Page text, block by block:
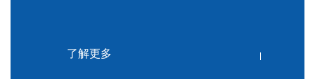
了解更多